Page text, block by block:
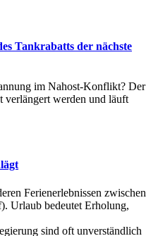
Tankrabatts der nächste
im Nahost-Konflikt? Der
verlängert werden und läuft
Ferienerlebnissen zwischen
Urlaub bedeutet Erholung,